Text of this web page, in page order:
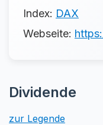
Index: DAX
Webseite:
Dividende
zur Legende